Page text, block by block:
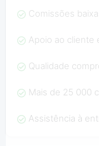
Comissões
Apoio ao cliente
Qualidade
Mais de 25 000
Assistência à